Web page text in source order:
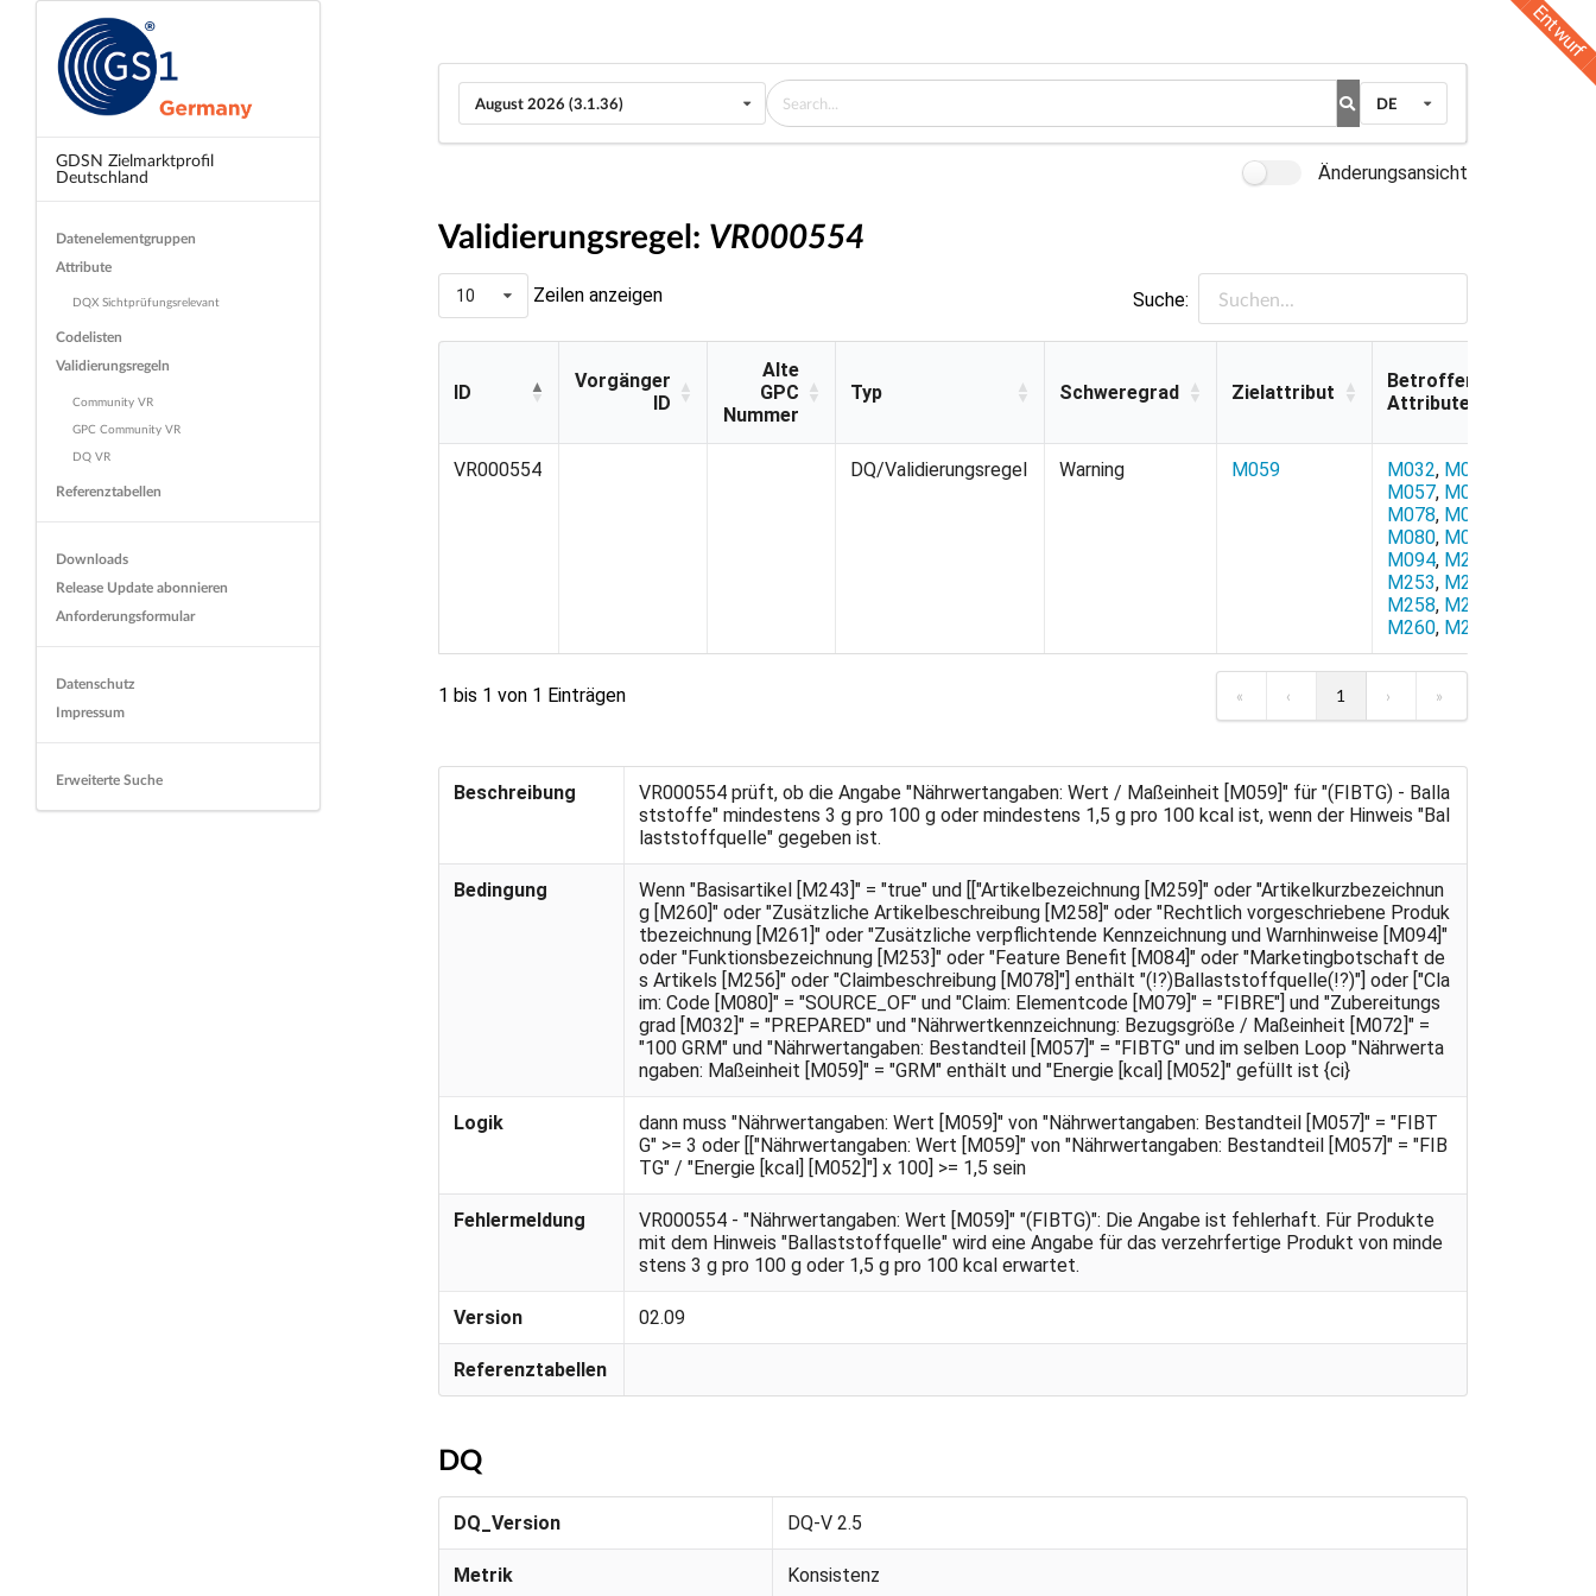
Entwurf
GDSN Zielmarktprofil
Deutschland
Datenelementgruppen
Attribute
DQX Sichtprüfungsrelevant
Codelisten
Validierungsregeln
Community VR
GPC Community VR
DQ VR
Referenztabellen
Downloads
Release Update abonnieren
Anforderungsformular
Datenschutz
Impressum
Erweiterte Suche
August 2026 (3.1.36) DE
Änderungsansicht
Validierungsregel: VR000554
10 Zeilen anzeigen Suche:
ID
Vorgänger
ID
Alte
GPC
Nummer
Typ Schweregrad Zielattribut
Betroffene
Attribute
Attribute
VR000554 DQ/Validierungsregel Warning M059 M032, M052
M057, M072
M078, M079
M080, M084
M094, M243
M253, M256
M258, M259
M260, M261
1 bis 1 von 1 Einträgen « ‹ 1 › »
Beschreibung
VR000554 prüft, ob die Angabe "Nährwertangaben: Wert / Maßeinheit [M059]" für "(FIBTG) - Balla
ststoffe" mindestens 3 g pro 100 g oder mindestens 1,5 g pro 100 kcal ist, wenn der Hinweis "Bal
laststoffquelle" gegeben ist.
Bedingung
Wenn "Basisartikel [M243]" = "true" und [["Artikelbezeichnung [M259]" oder "Artikelkurzbezeichnun
g [M260]" oder "Zusätzliche Artikelbeschreibung [M258]" oder "Rechtlich vorgeschriebene Produk
tbezeichnung [M261]" oder "Zusätzliche verpflichtende Kennzeichnung und Warnhinweise [M094]"
oder "Funktionsbezeichnung [M253]" oder "Feature Benefit [M084]" oder "Marketingbotschaft de
s Artikels [M256]" oder "Claimbeschreibung [M078]"] enthält "(!?)Ballaststoffquelle(!?)"] oder ["Cla
im: Code [M080]" = "SOURCE_OF" und "Claim: Elementcode [M079]" = "FIBRE"] und "Zubereitungs
grad [M032]" = "PREPARED" und "Nährwertkennzeichnung: Bezugsgröße / Maßeinheit [M072]" =
"100 GRM" und "Nährwertangaben: Bestandteil [M057]" = "FIBTG" und im selben Loop "Nährwerta
ngaben: Maßeinheit [M059]" = "GRM" enthält und "Energie [kcal] [M052]" gefüllt ist {ci}
Logik
dann muss "Nährwertangaben: Wert [M059]" von "Nährwertangaben: Bestandteil [M057]" = "FIBT
G" >= 3 oder [["Nährwertangaben: Wert [M059]" von "Nährwertangaben: Bestandteil [M057]" = "FIB
TG" / "Energie [kcal] [M052]"] x 100] >= 1,5 sein
Fehlermeldung
VR000554 - "Nährwertangaben: Wert [M059]" "(FIBTG)": Die Angabe ist fehlerhaft. Für Produkte
mit dem Hinweis "Ballaststoffquelle" wird eine Angabe für das verzehrfertige Produkt von minde
stens 3 g pro 100 g oder 1,5 g pro 100 kcal erwartet.
Version 02.09
Referenztabellen
DQ
DQ_Version DQ-V 2.5
Metrik Konsistenz